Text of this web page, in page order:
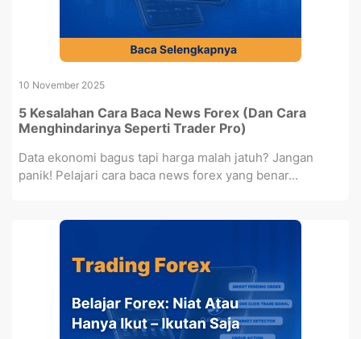
10 November 2025
5 Kesalahan Cara Baca News Forex (Dan Cara
Menghindarinya Seperti Trader Pro)
Data ekonomi bagus tapi harga malah jatuh? Jangan
panik! Pelajari cara baca news forex yang benar...